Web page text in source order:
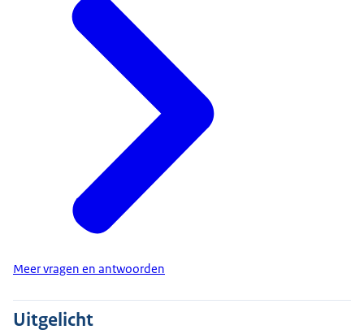
Meer vragen en antwoorden
Uitgelicht